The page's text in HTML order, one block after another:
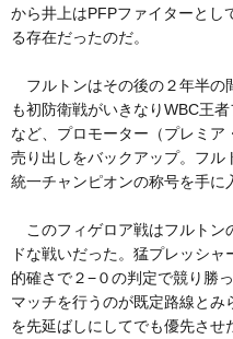
から井上はPFPファイターとし
る存在だったのだ。
フルトンはその後の２年半の
も初防衛戦がいきなりWBC王
など、プロモーター（プレミア
売り出しをバックアップ。フル
統一チャンピオンの称号を手に
このフィゲロア戦はフルトン
ドな戦いだった。猛プレッシ
的確さで２−０の判定で競り勝
マッチを行うのが既定路線と
を先延ばしにしてでも優先させ